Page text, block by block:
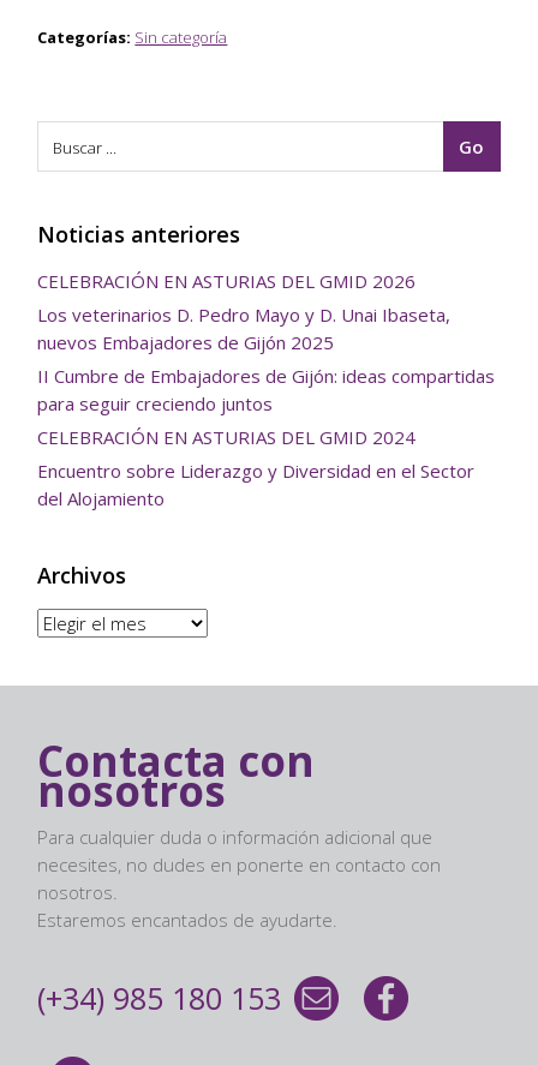
Categorías: Sin categoría
Noticias anteriores
CELEBRACIÓN EN ASTURIAS DEL GMID 2026
Los veterinarios D. Pedro Mayo y D. Unai Ibaseta,
nuevos Embajadores de Gijón 2025
II Cumbre de Embajadores de Gijón: ideas compartidas
para seguir creciendo juntos
CELEBRACIÓN EN ASTURIAS DEL GMID 2024
Encuentro sobre Liderazgo y Diversidad en el Sector
del Alojamiento
Archivos
Archivos
Contacta con
nosotros
Para cualquier duda o información adicional que
necesites, no dudes en ponerte en contacto con
nosotros.
Estaremos encantados de ayudarte.
(+34) 985 180 153